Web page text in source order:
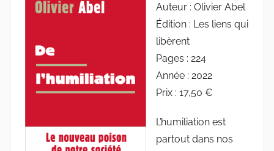
Auteur : Olivier Abel
Édition : Les liens qui
libèrent
Pages : 224
Année : 2022
Prix : 17,50 €
L’humiliation est
partout dans nos